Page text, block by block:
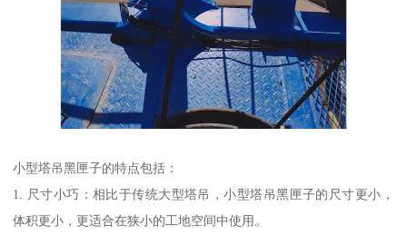
小型塔吊黑匣子的特点包括：
1. 尺寸小巧：相比于传统大型塔吊，小型塔吊黑匣子的尺寸更小，
体积更小，更适合在狭小的工地空间中使用。